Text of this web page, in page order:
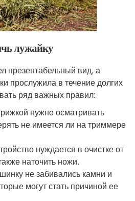
лужайку
презентабельный вид, а
прослужила в течение долгих
ряд важных правил:
нужно осматривать
не имеется ли на триммере
нуждается в очистке от
наточить ножи.
не забивались камни и
могут стать причиной ее